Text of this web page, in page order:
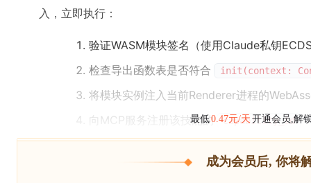
入，立即执行：
验证WASM模块签名（使用Claude私钥
检查导出函数表是否符合
init(context:
将模块实例注入当前Renderer进程的
向MCP服务注册该技能的
capability_id
最低0.47元/天 开通会员,解
成为会员后, 你将